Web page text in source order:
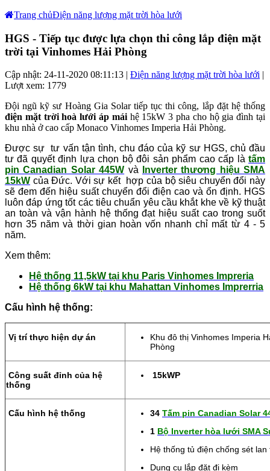
Trang chủĐiện năng lượng mặt trời hòa lưới
HGS - Tiếp tục được lựa chọn thi công lắp điện mặt
trời tại Vinhomes Hải Phòng
Cập nhật: 24-11-2020 08:11:13 | Điện năng lượng mặt trời hòa lưới |
Lượt xem: 1779
Đội ngũ kỹ sư Hoàng Gia Solar tiếp tục thi công, lắp đặt hệ thống
điện mặt trời hoà lưới áp máihệ 15kW 3 pha cho hộ gia đình tại
khu nhà ở cao cấp Monaco Vinhomes Imperia Hải Phòng.
Được sự tư vấn tận tình, chu đáo của kỹ sư HGS, chủ đầu
tư đã quyết định lựa chọn bộ đôi sản phẩm cao cấp là tấm
pin Canadian Solar 445W và
Inverter thương hiệu SMA
15kW của Đức. Với sự kết hợp của bộ siêu chuyển đổi này
sẽ đem đến hiệu suất chuyển đổi điện cao và ổn định. HGS
luôn đáp ứng tốt các tiêu chuẩn yêu cầu khắt khe về kỹ thuật
an toàn và vận hành hệ thống đạt hiệu suất cao trong suốt
hơn 35 năm và thời gian hoàn vốn nhanh chỉ mất từ 4 - 5
năm.
Xem thêm:
Hệ thống 11,5kW tại khu Paris Vinhomes Impreria
Hệ thống 6kW tại khu Mahattan Vinhomes Imprerria
Cấu hình hệ thống:
Vị trí thực hiện dự án
Khu đô thị Vinhomes Imperia
Phòng
Công suất đỉnh của hệ
thống
15kWP
Cấu hình hệ thống 34 Tấm pin Canadian Solar
1 Bộ Inverter hòa lưới SMA
Hệ thống tủ điện chống sét lan
Dụng cụ lắp đặt đi kèm